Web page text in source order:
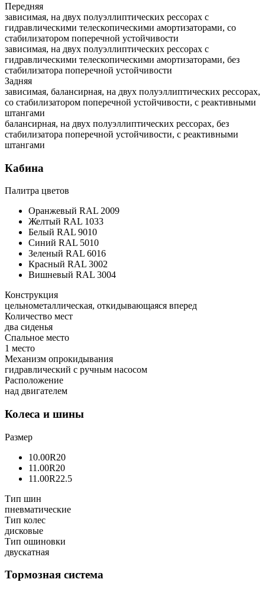
Передняя
зависимая, на двух полуэллиптических рессорах с
гидравлическими телескопическими амортизаторами, со
стабилизатором поперечной устойчивости
зависимая, на двух полуэллиптических рессорах с
гидравлическими телескопическими амортизаторами, без
стабилизатора поперечной устойчивости
Задняя
зависимая, балансирная, на двух полуэллиптических рессорах,
со стабилизатором поперечной устойчивости, с реактивными
штангами
балансирная, на двух полуэллиптических рессорах, без
стабилизатора поперечной устойчивости, с реактивными
штангами
Кабина
Палитра цветов
Оранжевый RAL 2009
Желтый RAL 1033
Белый RAL 9010
Синий RAL 5010
Зеленый RAL 6016
Красный RAL 3002
Вишневый RAL 3004
Конструкция
цельнометаллическая, откидывающаяся вперед
Количество мест
два сиденья
Спальное место
1 место
Механизм опрокидывания
гидравлический с ручным насосом
Расположение
над двигателем
Колеса и шины
Размер
10.00R20
11.00R20
11.00R22.5
Тип шин
пневматические
Тип колес
дисковые
Тип ошиновки
двускатная
Тормозная система